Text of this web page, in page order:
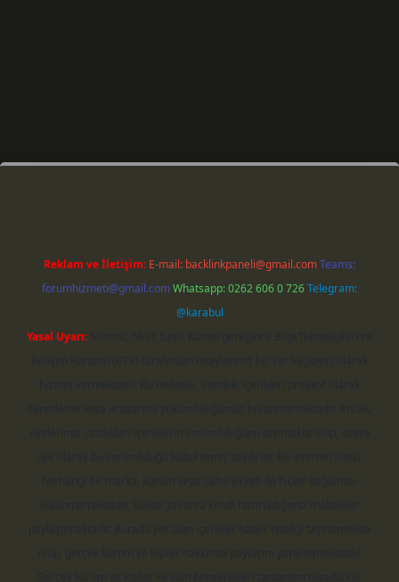
Reklam ve İletişim: E-mail: backlinkpaneli@gmail.comTeams:
forumhizmeti@gmail.comWhatsapp: 0262 606 0 726Telegram:
@karabul
Yasal Uyarı: